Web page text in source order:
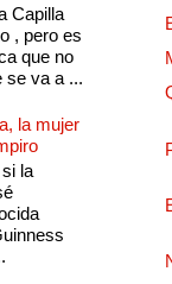
Capilla
, pero es
que no
se va a ...
la mujer
la